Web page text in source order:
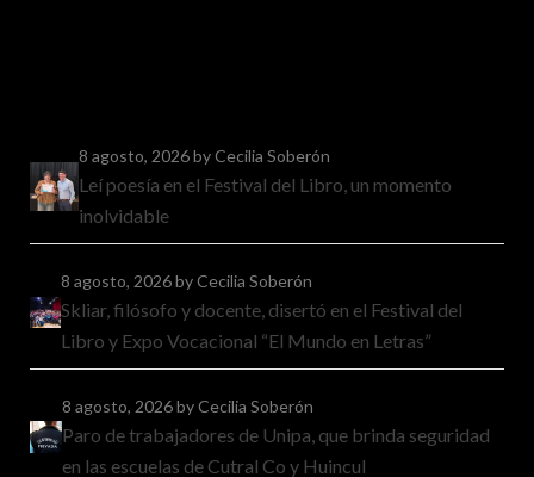
8 agosto, 2026by Cecilia Soberón
Leí poesía en el Festival del Libro, un momento
inolvidable
8 agosto, 2026by Cecilia Soberón
Skliar, filósofo y docente, disertó en el Festival del
Libro y Expo Vocacional “El Mundo en Letras”
8 agosto, 2026by Cecilia Soberón
Paro de trabajadores de Unipa, que brinda seguridad
en las escuelas de Cutral Co y Huincul